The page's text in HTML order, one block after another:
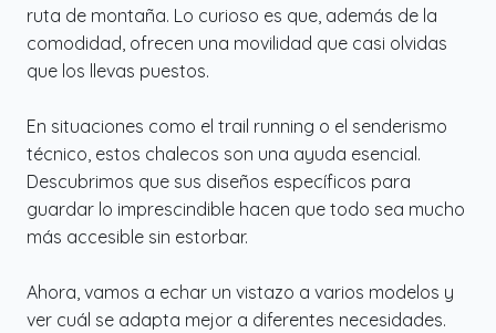
ruta de montaña. Lo curioso es que, además de la
comodidad, ofrecen una movilidad que casi olvidas
que los llevas puestos.
En situaciones como el trail running o el senderismo
técnico, estos chalecos son una ayuda esencial.
Descubrimos que sus diseños específicos para
guardar lo imprescindible hacen que todo sea mucho
más accesible sin estorbar.
Ahora, vamos a echar un vistazo a varios modelos y
ver cuál se adapta mejor a diferentes necesidades.